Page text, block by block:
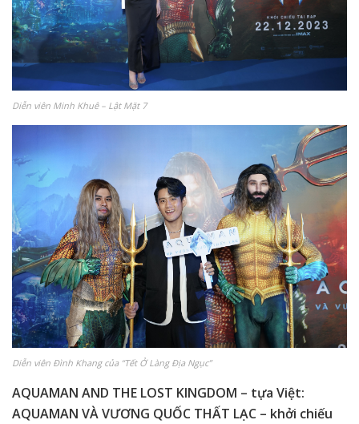
Diễn viên Minh Khuê – Lật Mặt 7
Diễn viên Đình Khang của “Tết Ở Làng Địa Ngục”
AQUAMAN AND THE LOST KINGDOM – tựa Việt:
AQUAMAN VÀ VƯƠNG QUỐC THẤT LẠC – khởi chiếu